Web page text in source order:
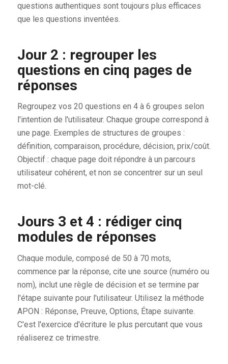
questions authentiques sont toujours plus efficaces
que les questions inventées.
Jour 2 : regrouper les
questions en cinq pages de
réponses
Regroupez vos 20 questions en 4 à 6 groupes selon
l'intention de l'utilisateur. Chaque groupe correspond à
une page. Exemples de structures de groupes :
définition, comparaison, procédure, décision, prix/coût.
Objectif : chaque page doit répondre à un parcours
utilisateur cohérent, et non se concentrer sur un seul
mot-clé.
Jours 3 et 4 : rédiger cinq
modules de réponses
Chaque module, composé de 50 à 70 mots,
commence par la réponse, cite une source (numéro ou
nom), inclut une règle de décision et se termine par
l'étape suivante pour l'utilisateur. Utilisez la méthode
APON : Réponse, Preuve, Options, Étape suivante.
C'est l'exercice d'écriture le plus percutant que vous
réaliserez ce trimestre.